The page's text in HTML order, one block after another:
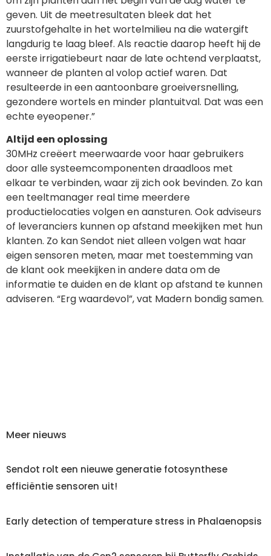
geven. Uit de meetresultaten bleek dat het
zuurstofgehalte in het wortelmilieu na die watergift
langdurig te laag bleef. Als reactie daarop heeft hij de
eerste irrigatiebeurt naar de late ochtend verplaatst,
wanneer de planten al volop actief waren. Dat
resulteerde in een aantoonbare groeiversnelling,
gezondere wortels en minder plantuitval. Dat was een
echte eyeopener.”
Altijd een oplossing
30MHz creëert meerwaarde voor haar gebruikers
door alle systeemcomponenten draadloos met
elkaar te verbinden, waar zij zich ook bevinden. Zo kan
een teeltmanager real time meerdere
productielocaties volgen en aansturen. Ook adviseurs
of leveranciers kunnen op afstand meekijken met hun
klanten. Zo kan Sendot niet alleen volgen wat haar
eigen sensoren meten, maar met toestemming van
de klant ook meekijken in andere data om de
informatie te duiden en de klant op afstand te kunnen
adviseren. “Erg waardevol”, vat Madern bondig samen.
Meer nieuws
Sendot rolt een nieuwe generatie fotosynthese
efficiëntie sensoren uit!
Early detection of temperature stress in Phalaenopsis